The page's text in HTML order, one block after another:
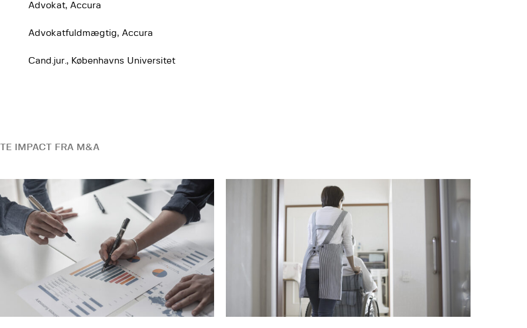
Advokat, Accura
Advokatfuldmægtig, Accura
Cand.jur., Københavns Universitet
IMPACT FRA M&A